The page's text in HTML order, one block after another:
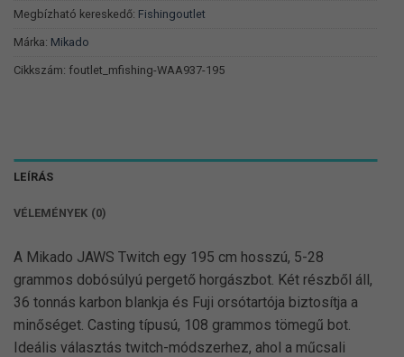
Megbízható kereskedő: Fishingoutlet
Márka: Mikado
Cikkszám: foutlet_mfishing-WAA937-195
LEÍRÁS
VÉLEMÉNYEK (0)
A Mikado JAWS Twitch egy 195 cm hosszú, 5-28
grammos dobósúlyú pergető horgászbot. Két részből áll,
36 tonnás karbon blankja és Fuji orsótartója biztosítja a
minőséget. Casting típusú, 108 grammos tömegű bot.
Ideális választás twitch-módszerhez, ahol a műcsali